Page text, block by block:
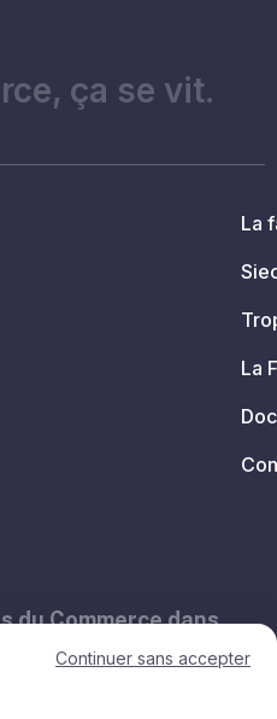
ça se vit.
La
La
du Commerce dans
Paris
Continuer sans accepter